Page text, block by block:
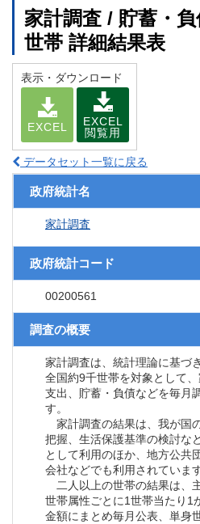
家計調査 / 貯蓄・
世帯 詳細結果表
表示・ダウンロード
EXCEL
EXCEL
閲覧用
データセット一覧に戻る
政府統計名
家計調査
政府統計コード
00200561
調査の概要
家計調査は、統計理論に基づ
全国約9千世帯を対象として、
支出、貯蓄・負債などを毎月
す。
家計調査の結果は、我が国
把握、生活保護基準の検討な
として利用のほか、地方公共
会社などでも利用されています
二人以上の世帯の結果は、
世帯属性ごとに1世帯当たり1
金額にまとめ毎月公表、単身